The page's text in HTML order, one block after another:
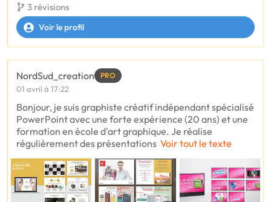
3 révisions
Voir le profil
NordSud_creation PRO
01 avril à 17:22
Bonjour, je suis graphiste créatif indépendant spécialisé
PowerPoint avec une forte expérience (20 ans) et une
formation en école d'art graphique. Je réalise
régulièrement des présentations Voir tout le texte